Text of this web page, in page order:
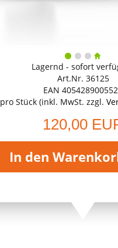
Lagernd - sofort
Art.Nr. 36125
EAN
pro Stück (inkl. MwSt. zzgl.
120,00
In den